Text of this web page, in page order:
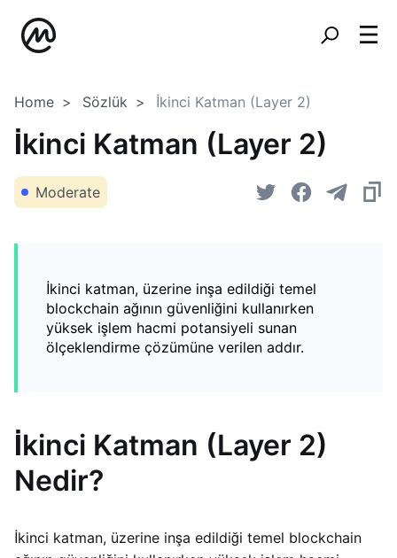
Home Sözlük İkinci Katman (Layer 2)
İkinci Katman (Layer 2)
Moderate
İkinci katman, üzerine inşa edildiği temel
blockchain ağının güvenliğini kullanırken
yüksek işlem hacmi potansiyeli sunan
ölçeklendirme çözümüne verilen addır.
İkinci Katman (Layer 2)
Nedir?
İkinci katman, üzerine inşa edildiği temel blockchain